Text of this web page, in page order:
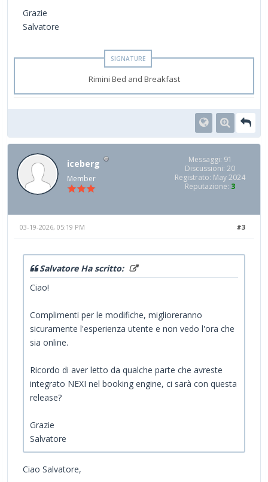
Grazie
Salvatore
Rimini Bed and Breakfast
iceberg
Member
Messaggi: 91
Discussioni: 20
Registrato: May 2024
Reputazione: 3
#3
03-19-2026, 05:19 PM
Salvatore Ha scritto:
Ciao!
Complimenti per le modifiche, miglioreranno
sicuramente l'esperienza utente e non vedo l'ora che
sia online.
Ricordo di aver letto da qualche parte che avreste
integrato NEXI nel booking engine, ci sarà con questa
release?
Grazie
Salvatore
Ciao Salvatore,